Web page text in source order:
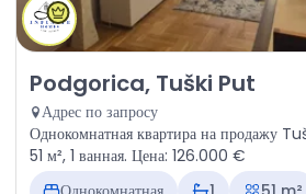
Продажа - Квартира Podgorica,
Podgorica, Tuški Put
Адрес по запросу
Однокомнатная квартира на продажу
51 м², 1 ванная. Цена: 126.000 €